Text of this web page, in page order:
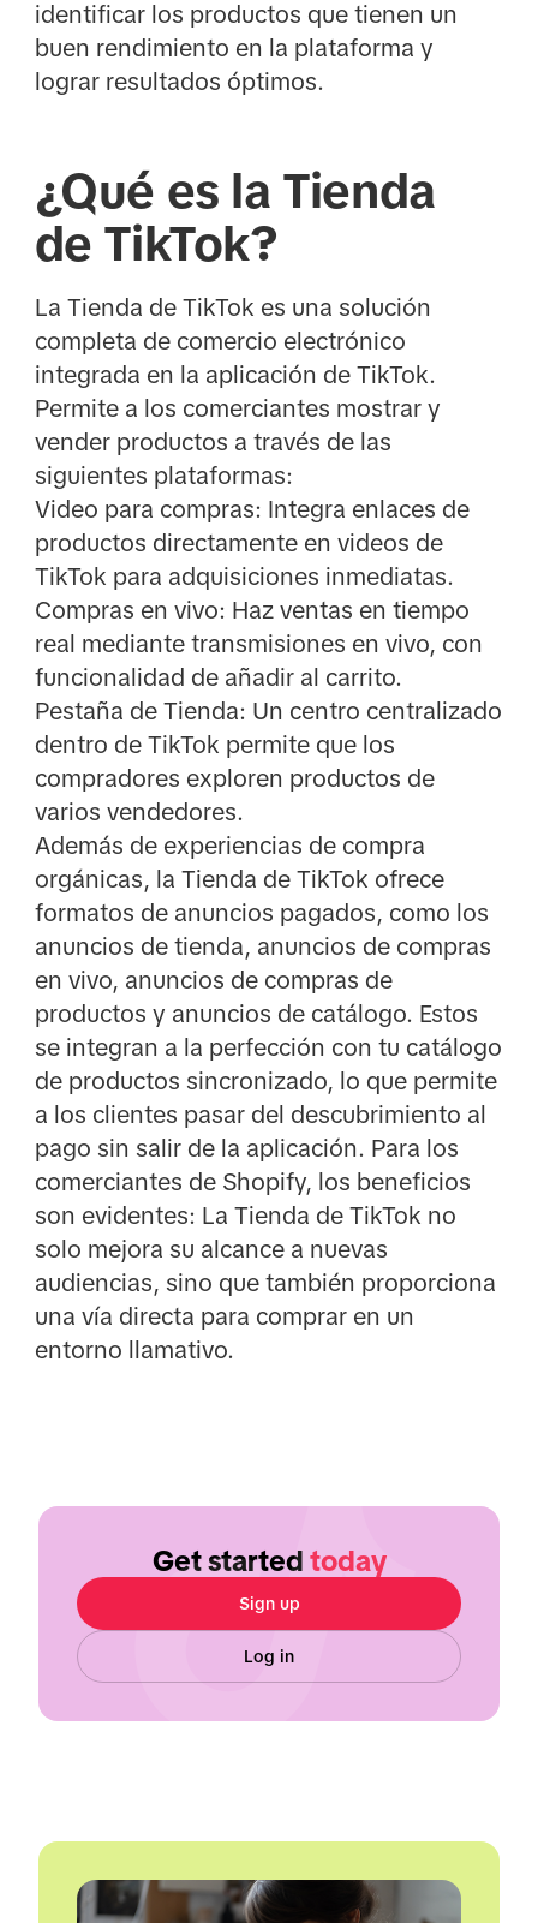
identificar los productos que tienen un
buen rendimiento en la plataforma y
lograr resultados óptimos.
¿Qué es la Tienda
de TikTok?
La Tienda de TikTok es una solución
completa de comercio electrónico
integrada en la aplicación de TikTok.
Permite a los comerciantes mostrar y
vender productos a través de las
siguientes plataformas:
Video para compras: Integra enlaces de
productos directamente en videos de
TikTok para adquisiciones inmediatas.
Compras en vivo: Haz ventas en tiempo
real mediante transmisiones en vivo, con
funcionalidad de añadir al carrito.
Pestaña de Tienda: Un centro centralizado
dentro de TikTok permite que los
compradores exploren productos de
varios vendedores.
Además de experiencias de compra
orgánicas, la Tienda de TikTok ofrece
formatos de anuncios pagados, como los
anuncios de tienda, anuncios de compras
en vivo, anuncios de compras de
productos y anuncios de catálogo. Estos
se integran a la perfección con tu catálogo
de productos sincronizado, lo que permite
a los clientes pasar del descubrimiento al
pago sin salir de la aplicación. Para los
comerciantes de Shopify, los beneficios
son evidentes: La Tienda de TikTok no
solo mejora su alcance a nuevas
audiencias, sino que también proporciona
una vía directa para comprar en un
entorno llamativo.
Get started today
Sign up
Log in